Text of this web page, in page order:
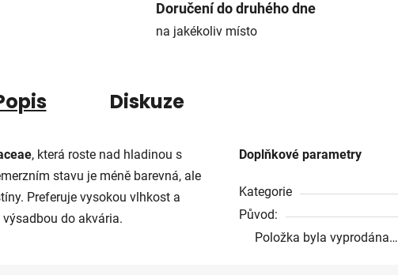
Doručení do druhého dne
na jakékoliv místo
Diskuze
, která roste nad hladinou s
stavu je méně barevná, ale
Preferuje vysokou vlhkost a
do akvária.
Doplňkové parametry
Kategorie
Původ:
Položka byla vyprodána…